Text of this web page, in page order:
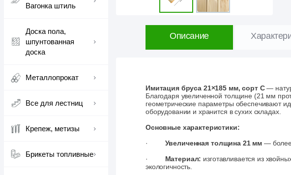
Вагонка штиль
Доска пола,
шпунтованная
доска
Металлопрокат
Все для лестниц
Крепеж, метизы
Брикеты топливные
Описание
Имитация бруса 21×185 мм, сорт С—
Благодаря увеличенной толщине (21 мм
геометрические параметры обеспечивают
оборудовании и хранится в сухих складах.
Основные характеристики:
· Увеличенная толщина 21 мм — более
· Материал: изготавливается из
экологичность.